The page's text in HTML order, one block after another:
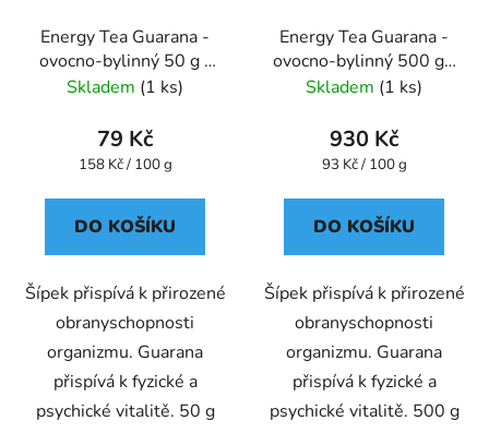
Energy Tea Guarana -
ovocno-bylinný 50 g -
Oxalis
Skladem (1 ks)
79 Kč
Měrná
158 Kč / 100 g
DO KOŠÍKU
Šípek přispívá k přirozené
obranyschopnosti
organizmu. Guarana
přispívá k fyzické a
psychické vitalitě. 50 g
Energy Tea Guarana -
ovocno-bylinný 500 g -
Oxalis
Skladem (1 ks)
930 Kč
Měrná
93 Kč / 100 g
DO KOŠÍKU
Šípek přispívá k přirozené
obranyschopnosti
organizmu. Guarana
přispívá k fyzické a
psychické vitalitě. 500 g